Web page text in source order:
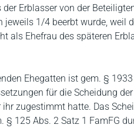
Erblasser von der
jeweils 1/4 beerbt wurde, weil
als Ehefrau des späteren
Ehegatten ist gem. §
für die Scheidung
zugestimmt hatte. Das
§ 125 Abs. 2 Satz 1 FamFG